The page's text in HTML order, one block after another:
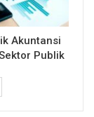
Akuntansi
Publik